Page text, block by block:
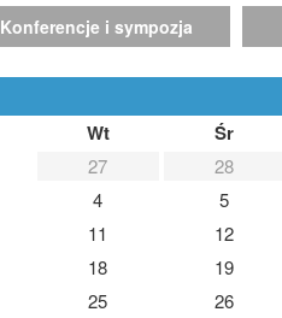
Konferencje i sympozja
Wt Śr
27 28
4 5
11 12
18 19
25 26